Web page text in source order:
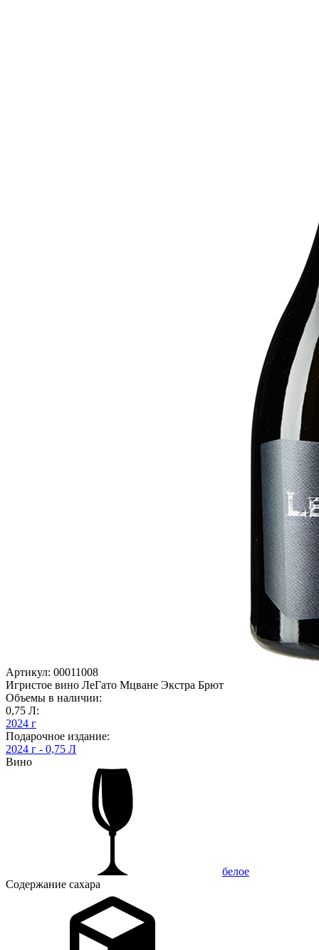
Артикул: 00011008
Игристое вино ЛеГато Мцване Экстра Брют
Объемы в наличии:
0,75 Л:
2024 г
Подарочное издание:
2024 г - 0,75 Л
Вино
белое
Содержание сахара